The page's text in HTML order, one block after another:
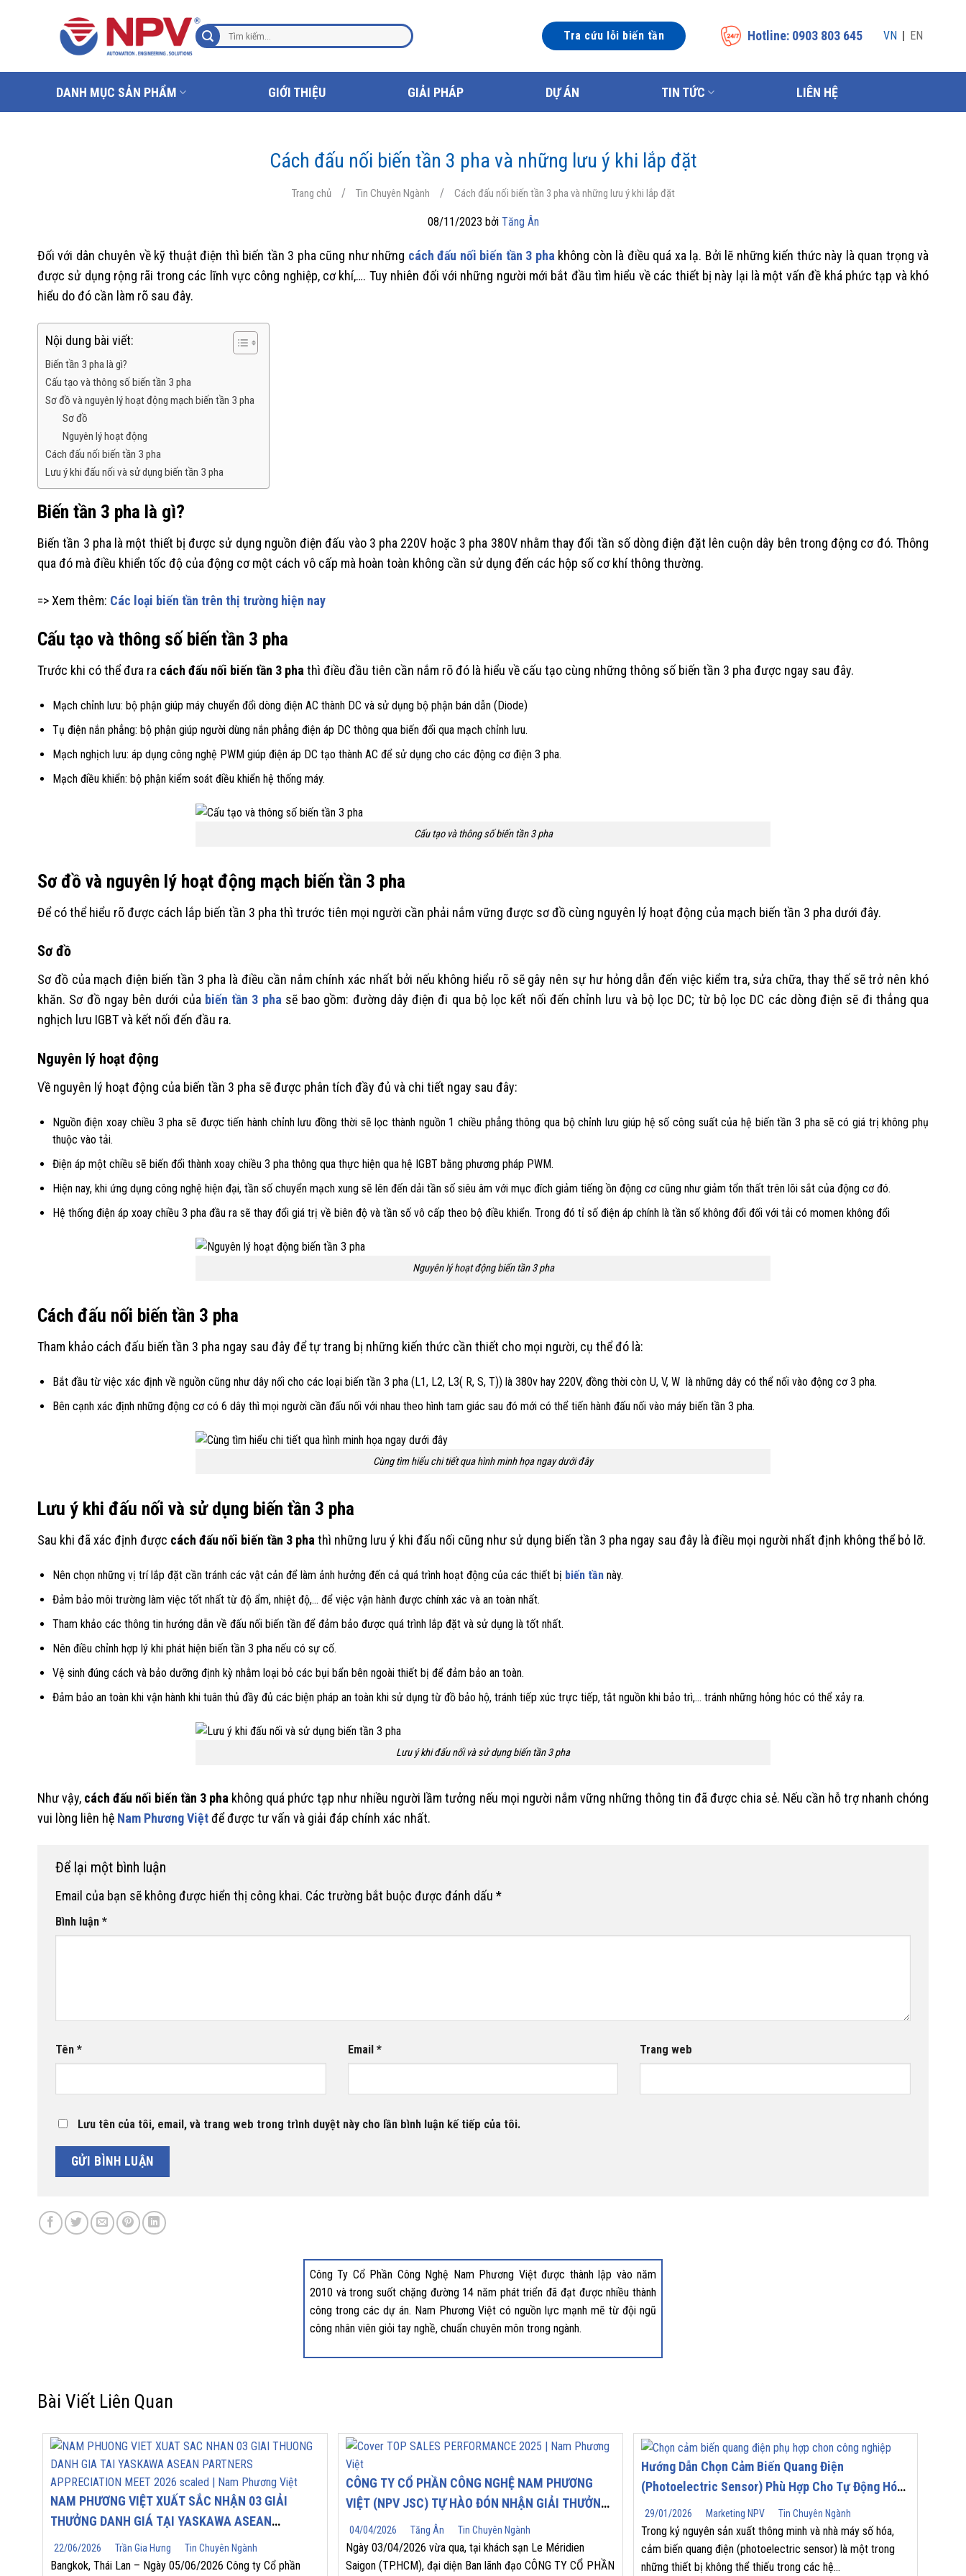
Tìm
kiếm:
Tra cứu lỗi biến tần Hotline: 0903 803 645 EN
VN
DANH MỤC SẢN PHẨM GIỚI THIỆU GIẢI PHÁP DỰ ÁN TIN TỨC LIÊN HỆ
Cách đấu nối biến tần 3 pha và những lưu ý khi lắp đặt
Trang chủ / Tin Chuyên Ngành / Cách đấu nối biến tần 3 pha và những lưu ý khi lắp đặt
08/11/2023 bởi Tăng Ân
Đối với dân chuyên về kỹ thuật điện thì biến tần 3 pha cũng như những cách đấu nối biến tần 3 pha không còn là điều quá xa lạ. Bởi lẽ những kiến thức này là quan trọng và
được sử dụng rộng rãi trong các lĩnh vực công nghiệp, cơ khí,…. Tuy nhiên đối với những người mới bắt đầu tìm hiểu về các thiết bị này lại là một vấn đề khá phức tạp và khó
hiểu do đó cần làm rõ sau đây.
Nội dung bài viết:
Biến tần 3 pha là gì?
Cấu tạo và thông số biến tần 3 pha
Sơ đồ và nguyên lý hoạt động mạch biến tần 3 pha
Sơ đồ
Nguyên lý hoạt động
Cách đấu nối biến tần 3 pha
Lưu ý khi đấu nối và sử dụng biến tần 3 pha
Biến tần 3 pha là gì?
Biến tần 3 pha là một thiết bị được sử dụng nguồn điện đấu vào 3 pha 220V hoặc 3 pha 380V nhằm thay đổi tần số dòng điện đặt lên cuộn dây bên trong động cơ đó. Thông
qua đó mà điều khiển tốc độ của động cơ một cách vô cấp mà hoàn toàn không cần sử dụng đến các hộp số cơ khí thông thường.
=> Xem thêm: Các loại biến tần trên thị trường hiện nay
Cấu tạo và thông số biến tần 3 pha
Trước khi có thể đưa ra cách đấu nối biến tần 3 pha thì điều đầu tiên cần nắm rõ đó là hiểu về cấu tạo cùng những thông số biến tần 3 pha được ngay sau đây.
Mạch chỉnh lưu: bộ phận giúp máy chuyển đổi dòng điện AC thành DC và sử dụng bộ phận bán dẫn (Diode)
Tụ điện nắn phẳng: bộ phận giúp người dùng nắn phẳng điện áp DC thông qua biến đổi qua mạch chỉnh lưu.
Mạch nghịch lưu: áp dụng công nghệ PWM giúp điện áp DC tạo thành AC để sử dụng cho các động cơ điện 3 pha.
Mạch điều khiển: bộ phận kiểm soát điều khiển hệ thống máy.
Cấu tạo và thông số biến tần 3 pha
Sơ đồ và nguyên lý hoạt động mạch biến tần 3 pha
Để có thể hiểu rõ được cách lắp biến tần 3 pha thì trước tiên mọi người cần phải nắm vững được sơ đồ cùng nguyên lý hoạt động của mạch biến tần 3 pha dưới đây.
Sơ đồ
Sơ đồ của mạch điện biến tần 3 pha là điều cần nắm chính xác nhất bởi nếu không hiểu rõ sẽ gây nên sự hư hỏng dẫn đến việc kiểm tra, sửa chữa, thay thế sẽ trở nên khó
khăn. Sơ đồ ngay bên dưới của biến tần 3 phasẽ bao gồm: đường dây điện đi qua bộ lọc kết nối đến chỉnh lưu và bộ lọc DC; từ bộ lọc DC các dòng điện sẽ đi thẳng qua
nghịch lưu IGBT và kết nối đến đầu ra.
Nguyên lý hoạt động
Về nguyên lý hoạt động của biến tần 3 pha sẽ được phân tích đầy đủ và chi tiết ngay sau đây:
Nguồn điện xoay chiều 3 pha sẽ được tiến hành chỉnh lưu đồng thời sẽ lọc thành nguồn 1 chiều phẳng thông qua bộ chỉnh lưu giúp hệ số công suất của hệ biến tần 3 pha sẽ có giá trị không phụ
thuộc vào tải.
Điện áp một chiều sẽ biến đổi thành xoay chiều 3 pha thông qua thực hiện qua hệ IGBT bằng phương pháp PWM.
Hiện nay, khi ứng dụng công nghệ hiện đại, tần số chuyển mạch xung sẽ lên đến dải tần số siêu âm với mục đích giảm tiếng ồn động cơ cũng như giảm tổn thất trên lõi sắt của động cơ đó.
Hệ thống điện áp xoay chiều 3 pha đầu ra sẽ thay đổi giá trị về biên độ và tần số vô cấp theo bộ điều khiển. Trong đó tỉ số điện áp chính là tần số không đổi đối với tải có momen không đổi
Nguyên lý hoạt động biến tần 3 pha
Cách đấu nối biến tần 3 pha
Tham khảo cách đấu biến tần 3 pha ngay sau đây để tự trang bị những kiến thức cần thiết cho mọi người, cụ thể đó là:
Bắt đầu từ việc xác định về nguồn cũng như dây nối cho các loại biến tần 3 pha (L1, L2, L3( R, S, T)) là 380v hay 220V, đồng thời còn U, V, W là những dây có thể nối vào động cơ 3 pha.
Bên cạnh xác định những động cơ có 6 dây thì mọi người cần đấu nối với nhau theo hình tam giác sau đó mới có thể tiến hành đấu nối vào máy biến tần 3 pha.
Cùng tìm hiểu chi tiết qua hình minh họa ngay dưới đây
Lưu ý khi đấu nối và sử dụng biến tần 3 pha
Sau khi đã xác định được cách đấu nối biến tần 3 pha thì những lưu ý khi đấu nối cũng như sử dụng biến tần 3 pha ngay sau đây là điều mọi người nhất định không thể bỏ lỡ.
Nên chọn những vị trí lắp đặt cần tránh các vật cản để làm ảnh hưởng đến cả quá trình hoạt động của các thiết bị biến tầnnày.
Đảm bảo môi trường làm việc tốt nhất từ độ ẩm, nhiệt độ,… để việc vận hành được chính xác và an toàn nhất.
Tham khảo các thông tin hướng dẫn về đấu nối biến tần để đảm bảo được quá trình lắp đặt và sử dụng là tốt nhất.
Nên điều chỉnh hợp lý khi phát hiện biến tần 3 pha nếu có sự cố.
Vệ sinh đúng cách và bảo dưỡng định kỳ nhằm loại bỏ các bụi bẩn bên ngoài thiết bị để đảm bảo an toàn.
Đảm bảo an toàn khi vận hành khi tuân thủ đầy đủ các biện pháp an toàn khi sử dụng từ đồ bảo hộ, tránh tiếp xúc trực tiếp, tắt nguồn khi bảo trì,… tránh những hỏng hóc có thể xảy ra.
Lưu ý khi đấu nối và sử dụng biến tần 3 pha
Như vậy, cách đấu nối biến tần 3 pha không quá phức tạp như nhiều người lầm tưởng nếu mọi người nắm vững những thông tin đã được chia sẻ. Nếu cần hỗ trợ nhanh chóng
vui lòng liên hệ Nam Phương Việtđể được tư vấn và giải đáp chính xác nhất.
Để lại một bình luận
Email của bạn sẽ không được hiển thị công khai. Các trường bắt buộc được đánh dấu *
Bình luận *
Tên * Email * Trang web
Lưu tên của tôi, email, và trang web trong trình duyệt này cho lần bình luận kế tiếp của tôi.
Công Ty Cổ Phần Công Nghệ Nam Phương Việt được thành lập vào năm
2010 và trong suốt chặng đường 14 năm phát triển đã đạt được nhiều thành
công trong các dự án. Nam Phương Việt có nguồn lực mạnh mẽ từ đội ngũ
công nhân viên giỏi tay nghề, chuẩn chuyên môn trong ngành.
Bài Viết Liên Quan
NAM PHƯƠNG VIỆT XUẤT SẮC NHẬN 03 GIẢI
THƯỞNG DANH GIÁ TẠI YASKAWA ASEAN
PARTNERS’ APPRECIATION MEET 2026
22/06/2026 Trần Gia Hưng Tin Chuyên Ngành
Bangkok, Thái Lan – Ngày 05/06/2026 Công ty Cổ phần
CÔNG TY CỔ PHẦN CÔNG NGHỆ NAM PHƯƠNG
VIỆT (NPV JSC) TỰ HÀO ĐÓN NHẬN GIẢI THƯỞNG
“TOP SALES PERFORMANCE 2025” TẠI HỘI NGHỊ
NHÀ PHÂN PHỐI YASKAWA 2026
04/04/2026 Tăng Ân Tin Chuyên Ngành
Ngày 03/04/2026 vừa qua, tại khách sạn Le Méridien
Saigon (TP.HCM), đại diện Ban lãnh đạo CÔNG TY CỔ PHẦN
Hướng Dẫn Chọn Cảm Biến Quang Điện
(Photoelectric Sensor) Phù Hợp Cho Tự Động Hóa
Công Nghiệp
29/01/2026 Marketing NPV Tin Chuyên Ngành
Trong kỷ nguyên sản xuất thông minh và nhà máy số hóa,
cảm biến quang điện (photoelectric sensor) là một trong
những thiết bị không thể thiếu trong các hệ...